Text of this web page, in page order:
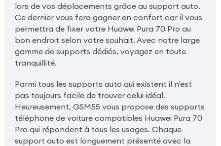
lors de vos déplacements grâce au support auto.
Ce dernier vous fera gagner en confort car il vous
permettra de fixer votre Huawei Pura 70 Pro au
bon endroit selon votre souhait. Avec notre large
gamme de supports dédiés, voyagez en toute
tranquillité.
Parmi tous les supports auto qui existent il n'est
pas toujours facile de trouver celui idéal.
Heureusement, GSM55 vous propose des supports
téléphone de voiture compatibles Huawei Pura 70
Pro qui répondent à tous les usages. Chaque
support auto est longuement présenté avec la